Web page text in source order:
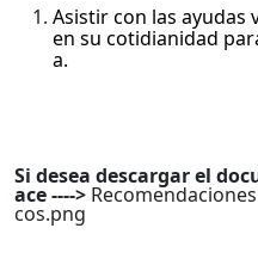
Asistir con las ayudas
en su cotidianidad
a.
Si desea descargar el
ace ---->
cos.png